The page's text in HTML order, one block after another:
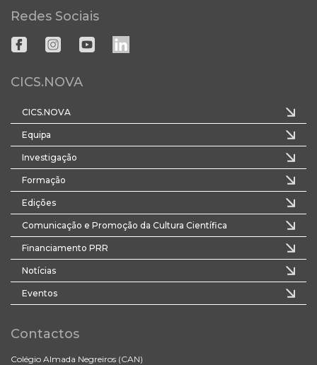
Redes Sociais
CICS.NOVA
CICS.NOVA
Equipa
Investigação
Formação
Edições
Comunicação e Promoção da Cultura Científica
Financiamento PRR
Notícias
Eventos
Contactos
Colégio Almada Negreiros (CAN)